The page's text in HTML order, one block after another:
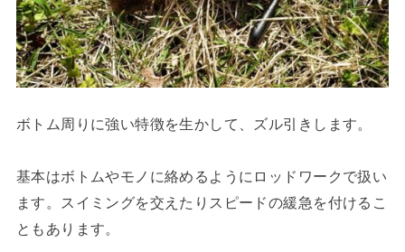
ボトム周りに強い特徴を生かして、ズル引きします。
基本はボトムやモノに絡めるようにロッドワークで扱い
ます。スイミングを交えたりスピードの緩急を付けるこ
ともあります。